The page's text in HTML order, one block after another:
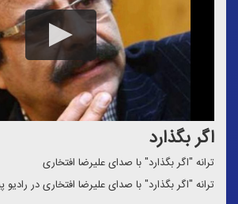
اگر بگذارد
ترانه "اگر بگذارد" با صدای علیرضا افتخاری
ترانه "اگر بگذارد" با صدای علیرضا افتخاری در رادیو